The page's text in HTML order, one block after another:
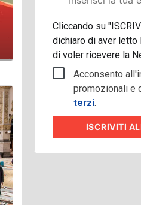
aziendale
Cliccando su
dichiaro di aver letto
di voler ricevere la
Acconsento
promozionali e
terzi.
ISCRIVITI